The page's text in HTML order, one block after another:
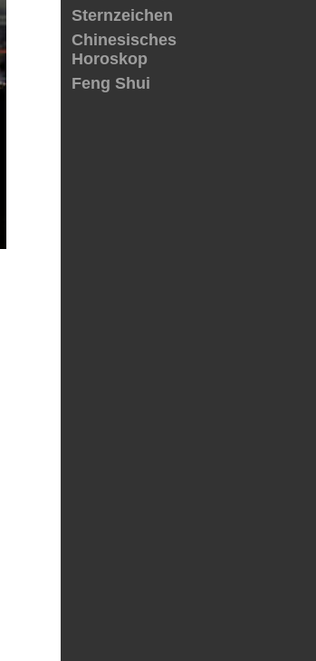
Sternzeichen
Chinesisches
Horoskop
Feng Shui